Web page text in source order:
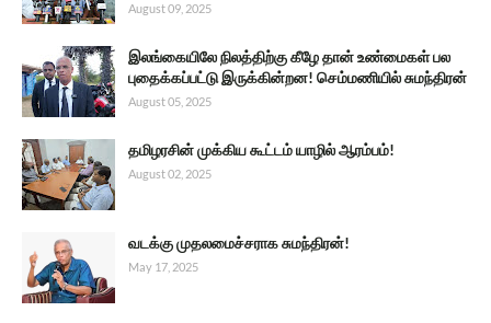
August 09, 2025
இலங்கையிலே நிலத்திற்கு கீழே தான் உண்மைகள் பல
புதைக்கப்பட்டு இருக்கின்றன! செம்மணியில் சுமந்திரன்
August 05, 2025
தமிழரசின் முக்கிய கூட்டம் யாழில் ஆரம்பம்!
August 02, 2025
வடக்கு முதலமைச்சராக சுமந்திரன்!
May 17, 2025